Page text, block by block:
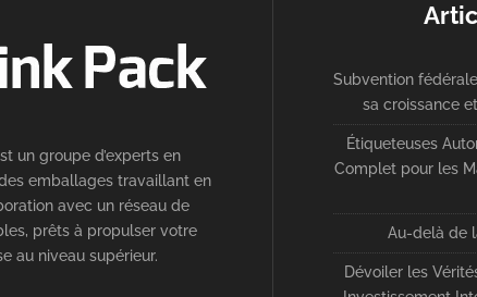
un groupe d’experts en
emballages travaillant en
avec un réseau de
prêts à propulser votre
au niveau supérieur.
Subvention
sa croissance
Étiqueteuses
Complet pour les
Au-delà de
Dévoiler les